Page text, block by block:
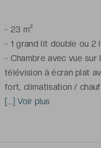
- 23 m²
- 1 grand lit double ou 2
- Chambre avec vue sur
télévision à écran plat
fort, climatisation /
réveil, Wi-Fi
[...] Voir plus